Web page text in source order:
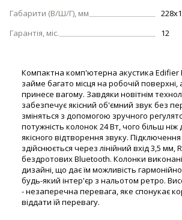
Габарити (В/Ш/Г), мм
Гарантія, міс.
12
Компактна комп'ютерна акустика Edifier
займе багато місця на робочій поверхні,
принесе вагому. Завдяки новітнім
забезпечує якісний об'ємний звук без
зміняться з допомогою зручного
потужність колонок 24 Вт, чого більш ніж
якісного відтворення звуку.
здійснюється через лінійний вхід 3,5 мм,
бездротових Bluetooth. Колонки
дизайні, що дає їм можливість
будь-який інтер'єр з нальотом ретро.
- незаперечна перевага, яке спонукає
віддати їй перевагу.